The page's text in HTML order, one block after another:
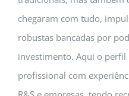
chegaram com tudo,
robustas bancadas por
investimento. Aqui o perfil
profissional com